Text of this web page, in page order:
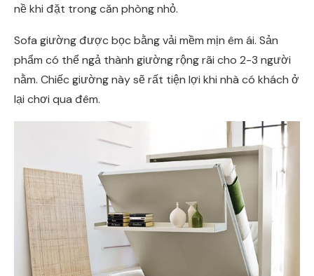
nề khi đặt trong căn phòng nhỏ.
Sofa giường được bọc bằng vải mềm mịn êm ái. Sản
phẩm có thể ngả thành giường rộng rãi cho 2-3 người
nằm. Chiếc giường này sẽ rất tiện lợi khi nhà có khách ở
lại chơi qua đêm.